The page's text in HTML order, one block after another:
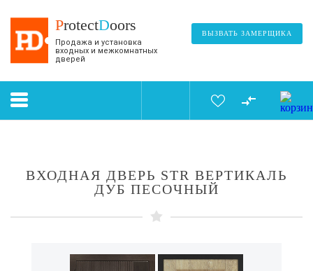
ProtectDoors
Продажа и установка
входных и межкомнатных
дверей
ВЫЗВАТЬ ЗАМЕРЩИКА
ВХОДНАЯ ДВЕРЬ STR ВЕРТИКАЛЬ
ДУБ ПЕСОЧНЫЙ